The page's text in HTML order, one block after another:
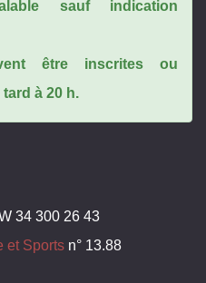
sauf indication
être inscrites ou
à 20 h.
34 300 26 43
et Sports n° 13.88